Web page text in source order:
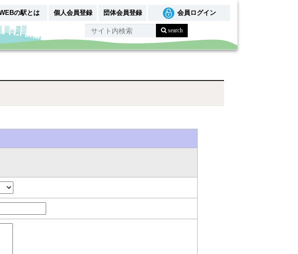
の駅とは 個人会員登録 団体会員登録 会員ログイン